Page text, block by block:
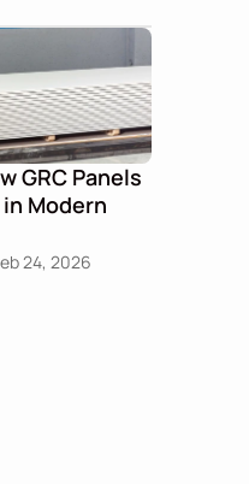
GRC Panels
Modern
24, 2026